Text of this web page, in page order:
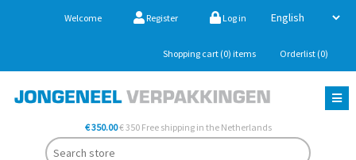
Welcome Register Log in
Shopping cart (0) items Orderlist (0)
€ 350.00€ 350 Free shipping in the Netherlands